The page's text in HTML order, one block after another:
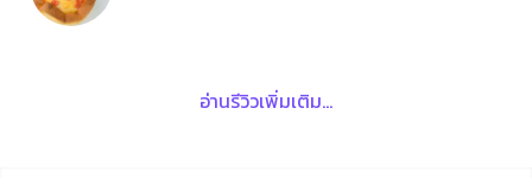
อ่านรีวิวเพิ่มเติม...